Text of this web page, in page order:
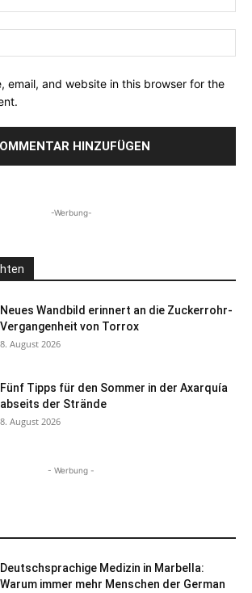
email, and website in this browser for the
-Werbung-
Neues Wandbild erinnert an die Zuckerrohr-
Vergangenheit von Torrox
8. August 2026
Fünf Tipps für den Sommer in der Axarquía
abseits der Strände
8. August 2026
- Werbung -
Deutschsprachige Medizin in Marbella:
Warum immer mehr Menschen der German